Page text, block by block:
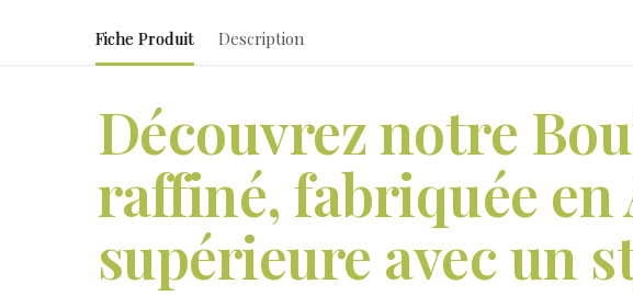
Fiche Produit Description
Découvrez notre
raffiné, fabriquée
supérieure avec un